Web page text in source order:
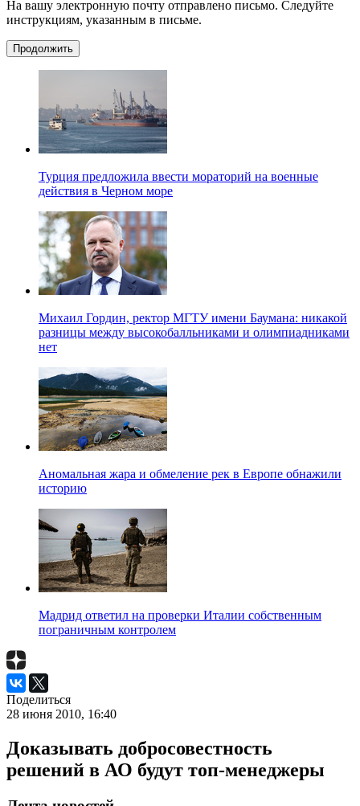
На вашу электронную почту отправлено письмо. Следуйте
инструкциям, указанным в письме.
Продолжить
Турция предложила ввести мораторий на военные
действия в Черном море
Михаил Гордин, ректор МГТУ имени Баумана: никакой
разницы между высокобалльниками и олимпиадниками
нет
Аномальная жара и обмеление рек в Европе обнажили
историю
Мадрид ответил на проверки Италии собственным
пограничным контролем
Поделиться
28 июня 2010, 16:40
Доказывать добросовестность
решений в АО будут топ-менеджеры